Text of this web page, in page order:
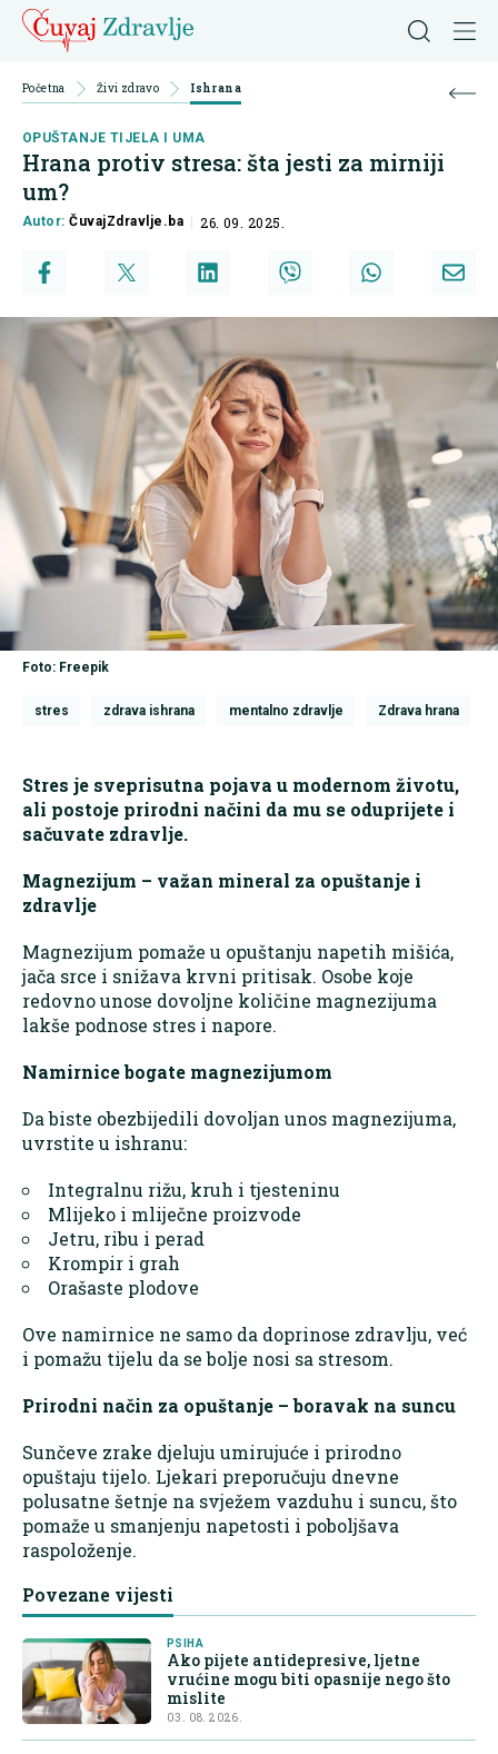
Početna Živi zdravo Ishrana
OPUŠTANJE TIJELA I UMA
Hrana protiv stresa: šta jesti za mirniji
um?
Autor:ČuvajZdravlje.ba 26. 09. 2025.
Foto: Freepik
stres zdrava ishrana mentalno zdravlje Zdrava hrana
Stres je sveprisutna pojava u modernom životu,
ali postoje prirodni načini da mu se oduprijete i
sačuvate zdravlje.
Magnezijum – važan mineral za opuštanje i
zdravlje
Magnezijum pomaže u opuštanju napetih mišića,
jača srce i snižava krvni pritisak. Osobe koje
redovno unose dovoljne količine magnezijuma
lakše podnose stres i napore.
Namirnice bogate magnezijumom
Da biste obezbijedili dovoljan unos magnezijuma,
uvrstite u ishranu:
Integralnu rižu, kruh i tjesteninu
Mlijeko i mliječne proizvode
Jetru, ribu i perad
Krompir i grah
Orašaste plodove
Ove namirnice ne samo da doprinose zdravlju, već
i pomažu tijelu da se bolje nosi sa stresom.
Prirodni način za opuštanje – boravak na suncu
Sunčeve zrake djeluju umirujuće i prirodno
opuštaju tijelo. Ljekari preporučuju dnevne
polusatne šetnje na svježem vazduhu i suncu, što
pomaže u smanjenju napetosti i poboljšava
raspoloženje.
Povezane vijesti
PSIHA
Ako pijete antidepresive, ljetne
vrućine mogu biti opasnije nego što
mislite
03. 08. 2026.